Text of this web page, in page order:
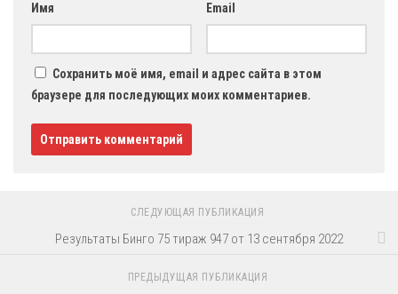
Имя Email
Сохранить моё имя, email и адрес сайта в этом
браузере для последующих моих комментариев.
СЛЕДУЮЩАЯ ПУБЛИКАЦИЯ
Результаты Бинго 75 тираж 947 от 13 сентября 2022
ПРЕДЫДУЩАЯ ПУБЛИКАЦИЯ